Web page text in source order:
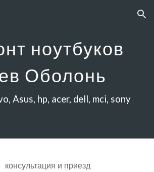
Skip to navigation
ноутбуков
Оболонь
Asus, hp, acer, dell, mci, sony
консультация и приезд